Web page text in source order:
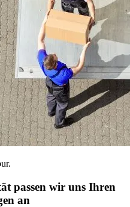
passen wir uns Ihren
an